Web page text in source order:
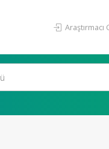
Araştırmacı